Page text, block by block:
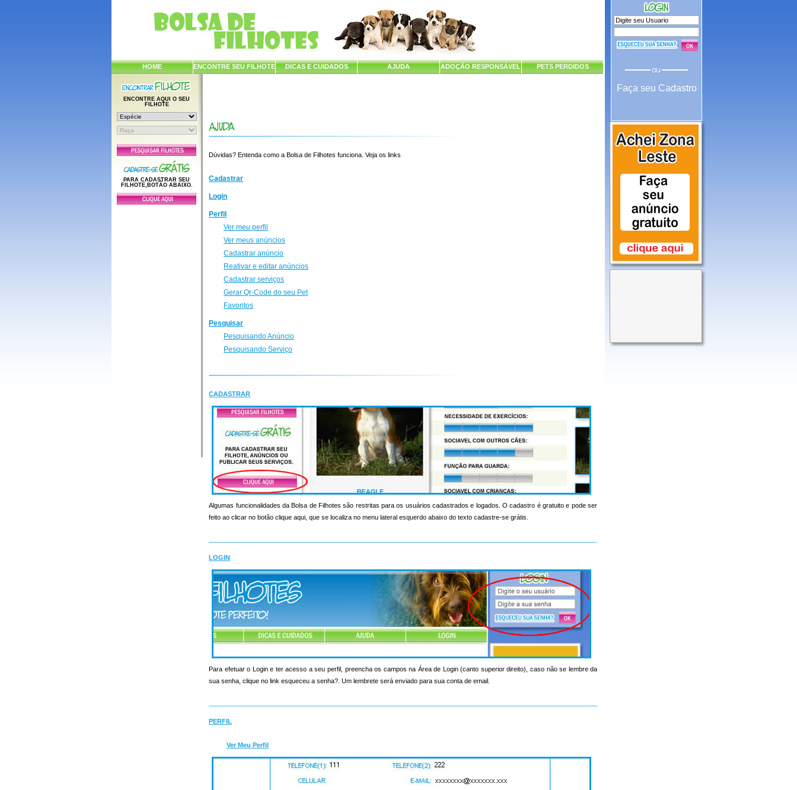
HOME ENCONTRE SEU FILHOTE DICAS E CUIDADOS AJUDA ADOÇÃO RESPONSÁVEL PETS PERDIDOS
ENCONTRE AQUI O SEU
FILHOTE
PARA CADASTRAR SEU
FILHOTE,BOTÃO ABAIXO.
Dúvidas? Entenda como a Bolsa de Filhotes funciona. Veja os links
Cadastrar
Login
Perfil
Ver meu perfil
Ver meus anúncios
Cadastrar anúncio
Reativar e editar anúncios
Cadastrar serviços
Gerar Qr-Code do seu Pet
Favoritos
Pesquisar
Pesquisando Anúncio
Pesquisando Serviço
CADASTRAR
Algumas funcionalidades da Bolsa de Filhotes são restritas para os usuários cadastrados e logados. O cadastro é gratuito e pode ser
feito ao clicar no botão clique aqui, que se localiza no menu lateral esquerdo abaixo do texto cadastre-se grátis.
LOGIN
Para efetuar o Login e ter acesso a seu perfil, preencha os campos na Área de Login (canto superior direito), caso não se lembre da
sua senha, clique no link esqueceu a senha?. Um lembrete será enviado para sua conta de email.
PERFIL
Ver Meu Perfil
Faça seu Cadastro